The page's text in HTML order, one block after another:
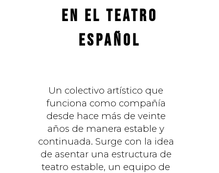
EN EL TEATRO
ESPAÑOL
Un colectivo artístico que
funciona como compañía
desde hace más de veinte
años de manera estable y
continuada. Surge con la idea
de asentar una estructura de
teatro estable, un equipo de